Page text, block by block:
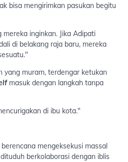
bisa mengirimkan pasukan begitu
inginkan. Jika Adipati
di belakang raja baru, mereka
yang muram, terdengar ketukan
masuk dengan langkah tanpa
di ibu kota."
mengeksekusi massal
berkolaborasi dengan iblis